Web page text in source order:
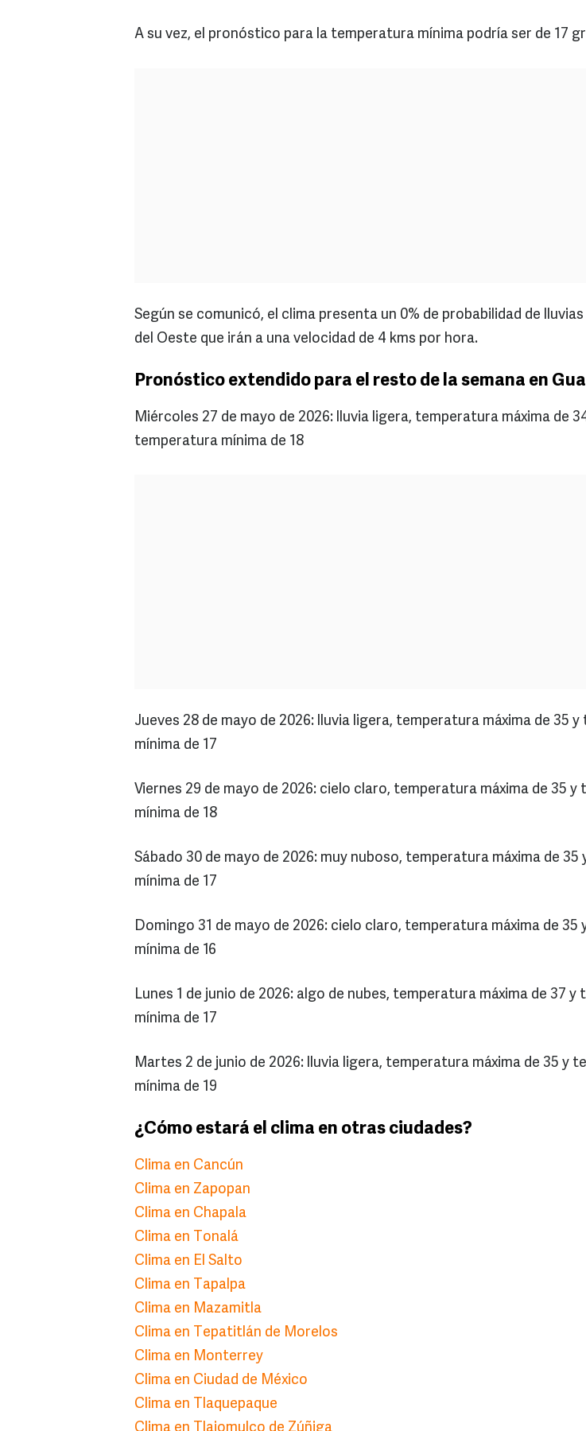
A su vez, el pronóstico para la temperatura mínima podría ser de 17
Según se comunicó, el clima presenta un 0% de probabilidad de
del Oeste que irán a una velocidad de 4 kms por hora.
Pronóstico extendido para el resto de la semana en
Miércoles 27 de mayo de 2026: lluvia ligera, temperatura máxima de
temperatura mínima de 18
Jueves 28 de mayo de 2026: lluvia ligera, temperatura máxima de 35
mínima de 17
Viernes 29 de mayo de 2026: cielo claro, temperatura máxima de 35
mínima de 18
Sábado 30 de mayo de 2026: muy nuboso, temperatura máxima de
mínima de 17
Domingo 31 de mayo de 2026: cielo claro, temperatura máxima de
mínima de 16
Lunes 1 de junio de 2026: algo de nubes, temperatura máxima de 37
mínima de 17
Martes 2 de junio de 2026: lluvia ligera, temperatura máxima de 35 y
mínima de 19
¿Cómo estará el clima en otras ciudades?
Clima en Cancún
Clima en Zapopan
Clima en Chapala
Clima en Tonalá
Clima en El Salto
Clima en Tapalpa
Clima en Mazamitla
Clima en Tepatitlán de Morelos
Clima en Monterrey
Clima en Ciudad de México
Clima en Tlaquepaque